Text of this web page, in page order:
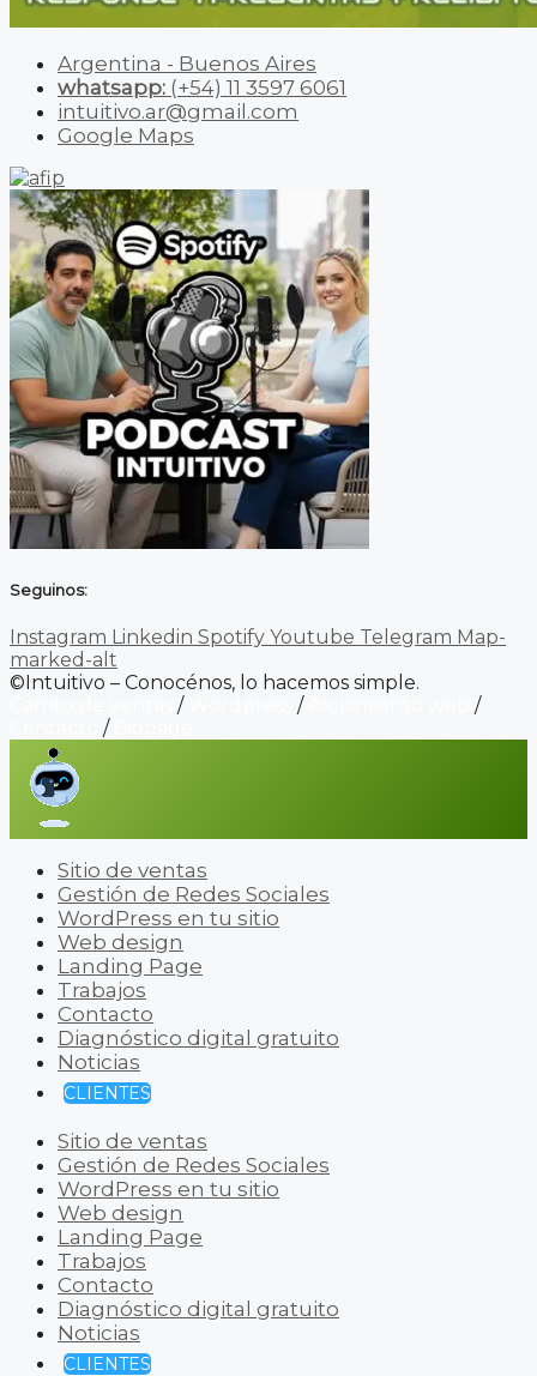
Argentina - Buenos Aires
whatsapp: (+54) 11 3597 6061
intuitivo.ar@gmail.com
Google Maps
Seguinos:
Instagram Linkedin Spotify Youtube Telegram Map-
marked-alt
©Intuitivo – Conocénos, lo hacemos simple.
/ /
/
/
Sitio de ventas
Gestión de Redes Sociales
WordPress en tu sitio
Web design
Landing Page
Trabajos
Contacto
Diagnóstico digital gratuito
Noticias
CLIENTES
Sitio de ventas
Gestión de Redes Sociales
WordPress en tu sitio
Web design
Landing Page
Trabajos
Contacto
Diagnóstico digital gratuito
Noticias
CLIENTES